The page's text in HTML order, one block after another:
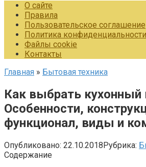
О сайте
Правила
Пользовательское соглашение
Политика конфиденциальности
Файлы cookie
Контакты
Главная » Бытовая техника
Как выбрать кухонный
Особенности,
функционал, виды и
Опубликовано: 22.10.2018Рубрика:
Содержание